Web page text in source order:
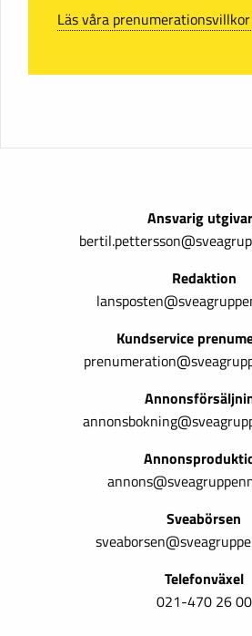
Läs våra
Ansvarig
Redaktion
Kundservice
Sveabörsen
Telefonväxel
021-470 26 00